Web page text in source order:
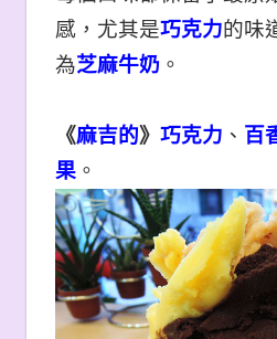
感，尤其是巧克力的味
為芝麻牛奶。
《麻吉的》 巧克力 、 百
果。